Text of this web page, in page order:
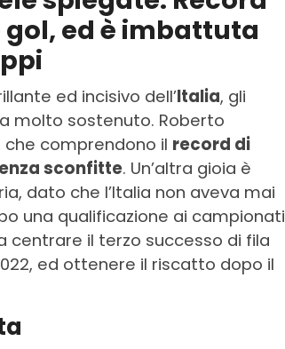
gol, ed è imbattuta
ed incisivo dell’Italia, gli
molto sostenuto. Roberto
che comprendono il record di
sconfitte. Un’altra gioia è
dato che l’Italia non aveva mai
una qualificazione ai campionati
centrare il terzo successo di fila
ed ottenere il riscatto dopo il